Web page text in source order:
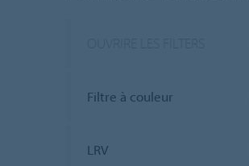
Filtre à couleur
LRV